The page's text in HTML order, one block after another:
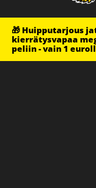
🎁 Huipputarjous
kierrätysvapaa
peliin - vain 1